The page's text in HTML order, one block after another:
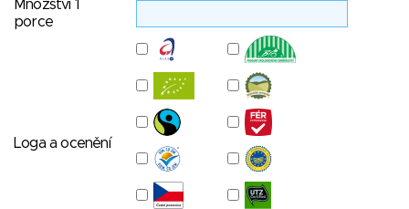
Množství 1
porce
Loga a ocenění